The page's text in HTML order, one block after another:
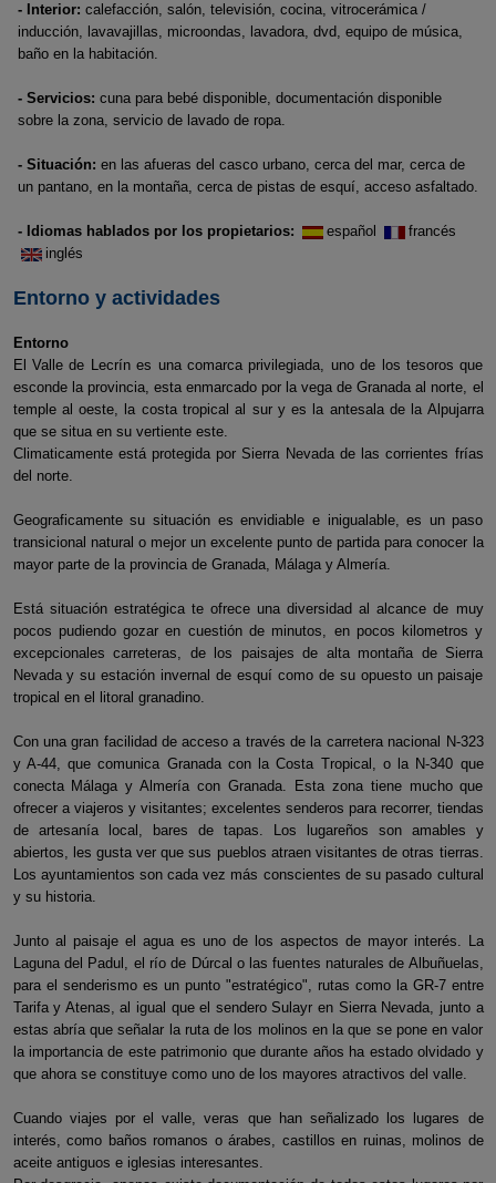
- Interior: calefacción, salón, televisión, cocina, vitrocerámica /
inducción, lavavajillas, microondas, lavadora, dvd, equipo de música,
baño en la habitación.
- Servicios: cuna para bebé disponible, documentación disponible
sobre la zona, servicio de lavado de ropa.
- Situación: en las afueras del casco urbano, cerca del mar, cerca de
un pantano, en la montaña, cerca de pistas de esquí, acceso asfaltado.
- Idiomas hablados por los propietarios: español
francés
inglés
Entorno y actividades
Entorno
El Valle de Lecrín es una comarca privilegiada, uno de los tesoros que
esconde la provincia, esta enmarcado por la vega de Granada al norte, el
temple al oeste, la costa tropical al sur y es la antesala de la Alpujarra
que se situa en su vertiente este.
Climaticamente está protegida por Sierra Nevada de las corrientes frías
del norte.
Geograficamente su situación es envidiable e inigualable, es un paso
transicional natural o mejor un excelente punto de partida para conocer la
mayor parte de la provincia de Granada, Málaga y Almería.
Está situación estratégica te ofrece una diversidad al alcance de muy
pocos pudiendo gozar en cuestión de minutos, en pocos kilometros y
excepcionales carreteras, de los paisajes de alta montaña de Sierra
Nevada y su estación invernal de esquí como de su opuesto un paisaje
tropical en el litoral granadino.
Con una gran facilidad de acceso a través de la carretera nacional N-323
y A-44, que comunica Granada con la Costa Tropical, o la N-340 que
conecta Málaga y Almería con Granada. Esta zona tiene mucho que
ofrecer a viajeros y visitantes; excelentes senderos para recorrer, tiendas
de artesanía local, bares de tapas. Los lugareños son amables y
abiertos, les gusta ver que sus pueblos atraen visitantes de otras tierras.
Los ayuntamientos son cada vez más conscientes de su pasado cultural
y su historia.
Junto al paisaje el agua es uno de los aspectos de mayor interés. La
Laguna del Padul, el río de Dúrcal o las fuentes naturales de Albuñuelas,
para el senderismo es un punto "estratégico", rutas como la GR-7 entre
Tarifa y Atenas, al igual que el sendero Sulayr en Sierra Nevada, junto a
estas abría que señalar la ruta de los molinos en la que se pone en valor
la importancia de este patrimonio que durante años ha estado olvidado y
que ahora se constituye como uno de los mayores atractivos del valle.
Cuando viajes por el valle, veras que han señalizado los lugares de
interés, como baños romanos o árabes, castillos en ruinas, molinos de
aceite antiguos e iglesias interesantes.